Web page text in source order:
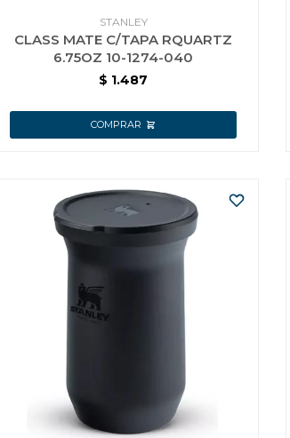
STANLEY
CLASS MATE C/TAPA RQUARTZ
6.75OZ 10-1274-040
$ 1.487